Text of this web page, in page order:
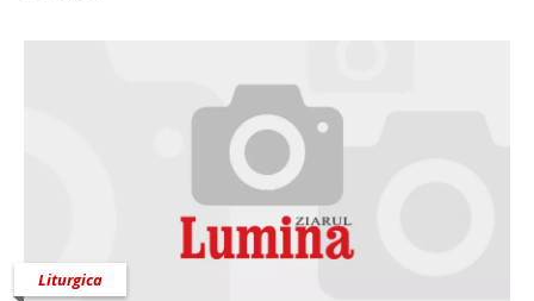
Liturgica